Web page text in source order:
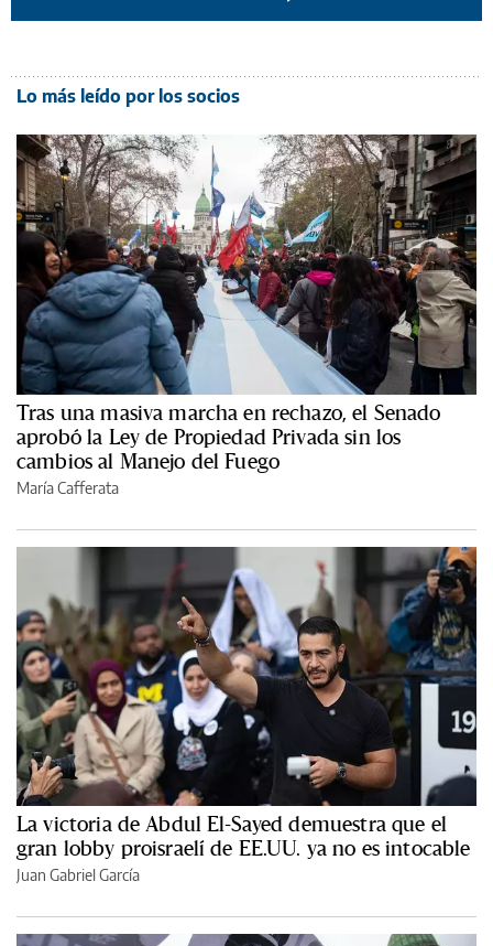
Lo más leído por los socios
Tras una masiva marcha en rechazo, el Senado
aprobó la Ley de Propiedad Privada sin los
cambios al Manejo del Fuego
María Cafferata
La victoria de Abdul El-Sayed demuestra que el
gran lobby proisraelí de EE.UU. ya no es intocable
Juan Gabriel García